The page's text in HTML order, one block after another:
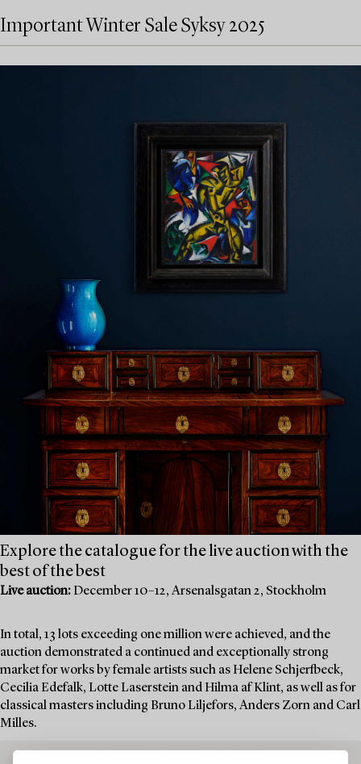
Important Winter Sale Syksy 2025
Explore the catalogue for the live auction with the
best of the best
Live auction: December 10–12, Arsenalsgatan 2, Stockholm
In total, 13 lots exceeding one million were achieved, and the
auction demonstrated a continued and exceptionally strong
market for works by female artists such as Helene Schjerfbeck,
Cecilia Edefalk, Lotte Laserstein and Hilma af Klint, as well as for
classical masters including Bruno Liljefors, Anders Zorn and Carl
Milles.